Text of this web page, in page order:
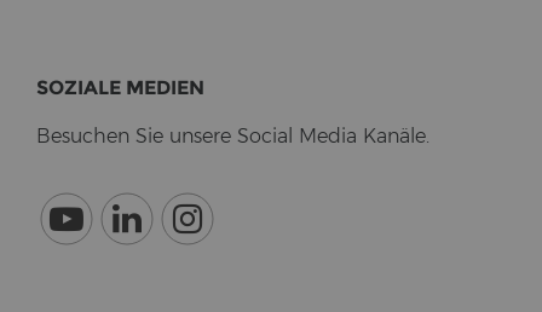
SO­ZIA­LE ME­DI­EN
Be­su­chen Sie un­se­re So­cial Media Ka­nä­le.